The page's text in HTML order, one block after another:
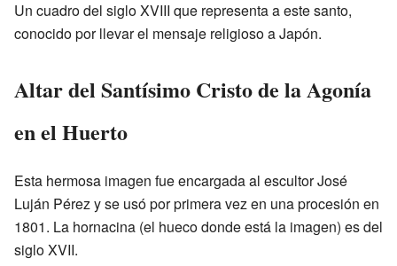
Un cuadro del siglo XVIII que representa a este santo,
conocido por llevar el mensaje religioso a Japón.
Altar del Santísimo Cristo de la Agonía
en el Huerto
Esta hermosa imagen fue encargada al escultor José
Luján Pérez y se usó por primera vez en una procesión en
1801. La hornacina (el hueco donde está la imagen) es del
siglo XVII.